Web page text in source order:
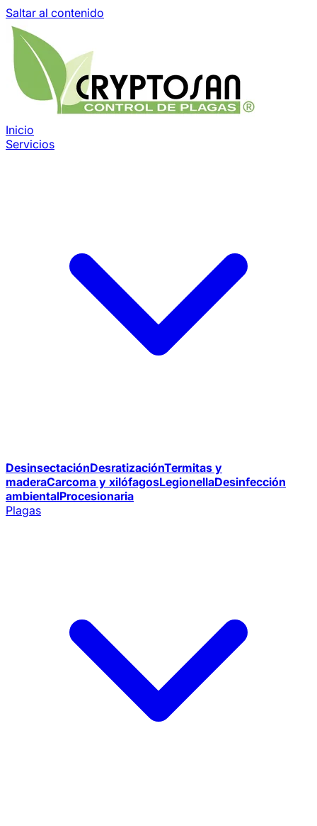
Saltar al contenido
Inicio
Servicios
DesinsectaciónDesratizaciónTermitas y
maderaCarcoma y xilófagosLegionellaDesinfección
ambientalProcesionaria
Plagas